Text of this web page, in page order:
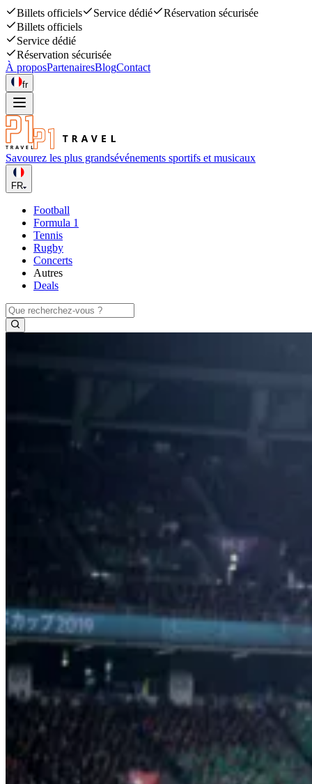
Billets officiels Service dédié
Réservation sécurisée
Billets officiels
Service dédié
Réservation sécurisée
À proposPartenairesBlogContact
fr
Savourez les plus grandsévénements sportifs et musicaux
FR
Football
Formula 1
Tennis
Rugby
Concerts
Autres
Deals